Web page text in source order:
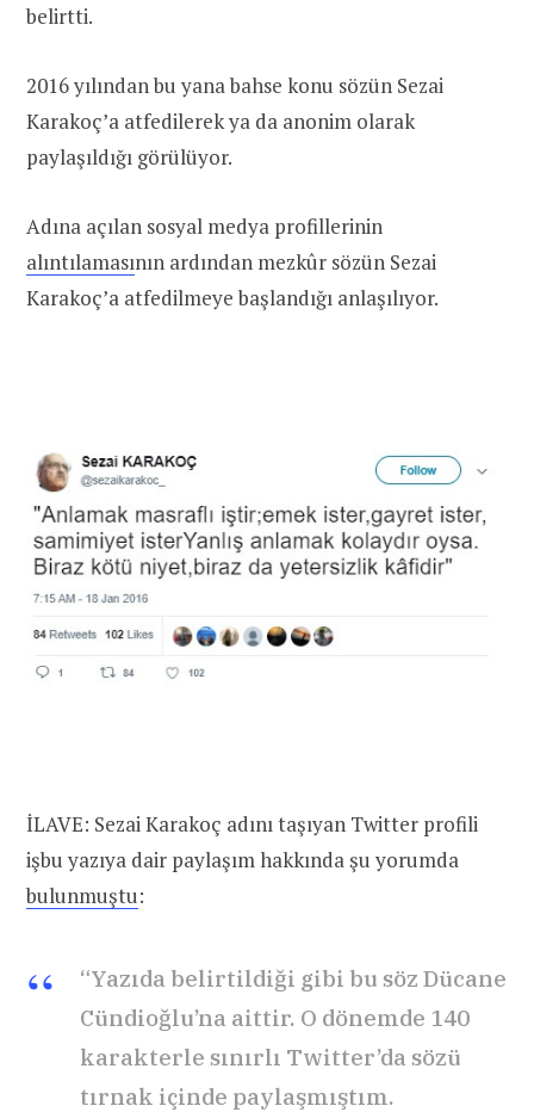
belirtti.
2016 yılından bu yana bahse konu sözün Sezai
Karakoç’a atfedilerek ya da anonim olarak
paylaşıldığı görülüyor.
Adına açılan sosyal medya profillerinin
alıntılamasının ardından mezkûr sözün Sezai
Karakoç’a atfedilmeye başlandığı anlaşılıyor.
İLAVE: Sezai Karakoç adını taşıyan Twitter profili
işbu yazıya dair paylaşım hakkında şu yorumda
bulunmuştu:
“Yazıda belirtildiği gibi bu söz Dücane
Cündioğlu’na aittir. O dönemde 140
karakterle sınırlı Twitter’da sözü
tırnak içinde paylaşmıştım.